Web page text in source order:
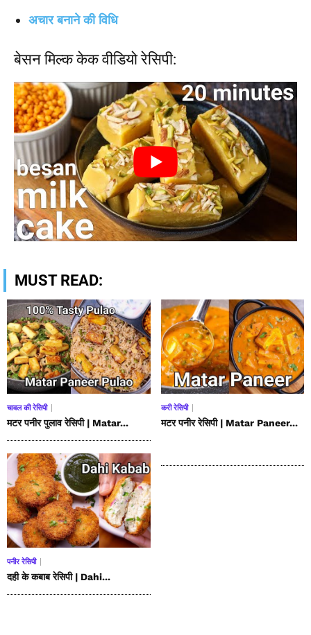
अचार बनाने की विधि
बेसन मिल्क केक वीडियो रेसिपी:
MUST READ:
चावल की रेसिपी
मटर पनीर पुलाव रेसिपी | Matar...
करी रेसिपी
मटर पनीर रेसिपी | Matar Paneer...
पनीर रेसिपी
दही के कबाब रेसिपी | Dahi...